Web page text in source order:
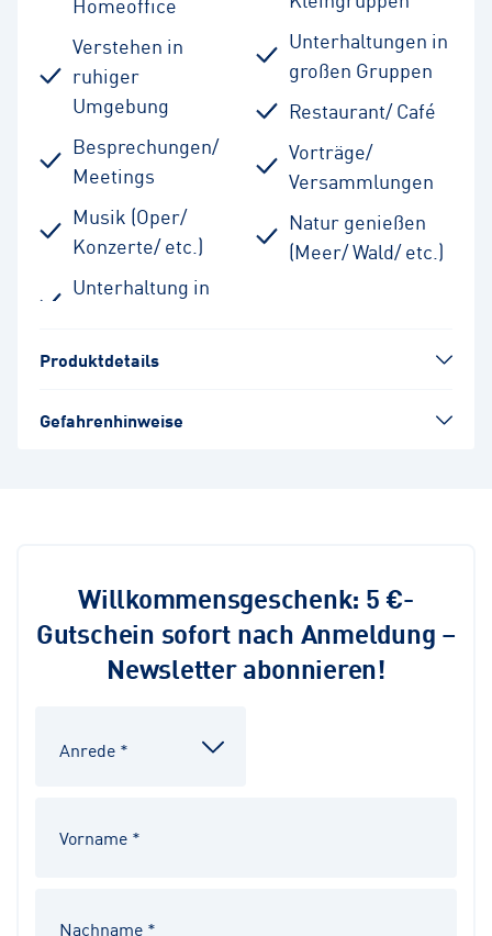
Verstehen in
ruhiger
Umgebung
Besprechungen/
Meetings
Musik (Oper/
Konzerte/ etc.)
Unterhaltung in
Unterhaltungen in
großen Gruppen
Restaurant/ Café
Vorträge/
Versammlungen
Natur genießen
(Meer/ Wald/ etc.)
Produktdetails
Gefahrenhinweise
Willkommensgeschenk: 5 €-
Gutschein sofort nach Anmeldung –
Newsletter abonnieren!